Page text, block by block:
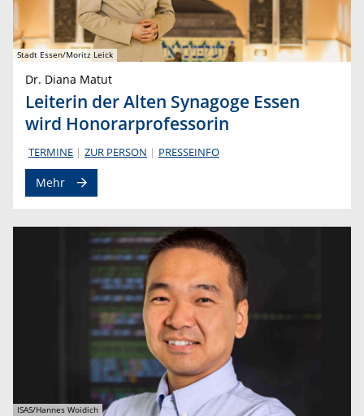
Stadt Essen/Moritz Leick
Dr. Diana Matut
Leiterin der Alten Synagoge Essen
wird Honorarprofessorin
TERMINE ZUR PERSON PRESSEINFO
Mehr
ISAS/Hannes Woidich